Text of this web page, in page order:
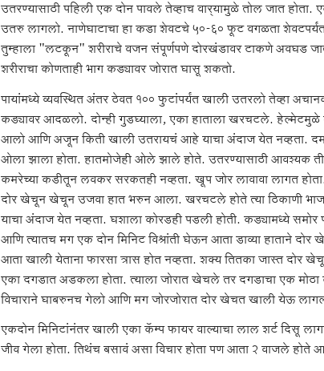
उतरण्यासाठी पहिली एक दोन पावले तेव्हाच वार्‍यामुळे तोल जात
उतरु लागलो. नाणेघाटाचा हा कडा शेवटचे ५०-६० फूट वगळता शेवटपर्यंत
तुम्हाला "लटकून" शरीराचे वजन संपूर्णपणे दोरखंडावर टाकणे अवघड
शरीराचा कोणताही भाग कड्यावर जोरात घासू शकतो.
पायांमध्ये व्यवस्थित अंतर ठेवत १०० फुटांपर्यंत खाली उतरलो तेव्हा
कड्यावर आदळलो. दोन्ही गुडघ्याला, एका हाताला खरचटले. हेल्मेटमुळे
आलो आणि अजून किती खाली उतरायचं आहे याचा अंदाज येत नव्हता.
ओला झाला होता. हातमोजेही ओले झाले होते. उतरण्यासाठी
कमरेच्या कडीतून लवकर सरकतही नव्हता. खूप जोर लावावा लागत
दोर खेचून खेचून उजवा हात भरुन आला. खरचटले होते त्या ठिकाणी
याचा अंदाज येत नव्हता. घशाला कोरडही पडली होती. कड्यामध्ये
आणि त्यातच मग एक दोन मिनिट विश्रांती घेऊन आता डाव्या हाताने
आता खाली येताना फारसा त्रास होत नव्हता. शक्य तितका जास्त दोर
एका दगडात अडकला होता. त्याला जोरात खेचले तर दगडाचा एक
विचाराने घाबरुनच गेलो आणि मग जोरजोरात दोर खेचत खाली येऊ
एकदोन मिनिटांनंतर खाली एका कॅम्प फायर वाल्याचा लाल शर्ट दिसू
जीव गेला होता. तिथंच बसावं असा विचार होता पण आता २ वाजले होते